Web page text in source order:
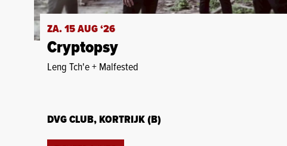
ZA. 15 AUG ‘26
Cryptopsy
Leng Tch'e + Malfested
DVG CLUB, KORTRIJK (B)